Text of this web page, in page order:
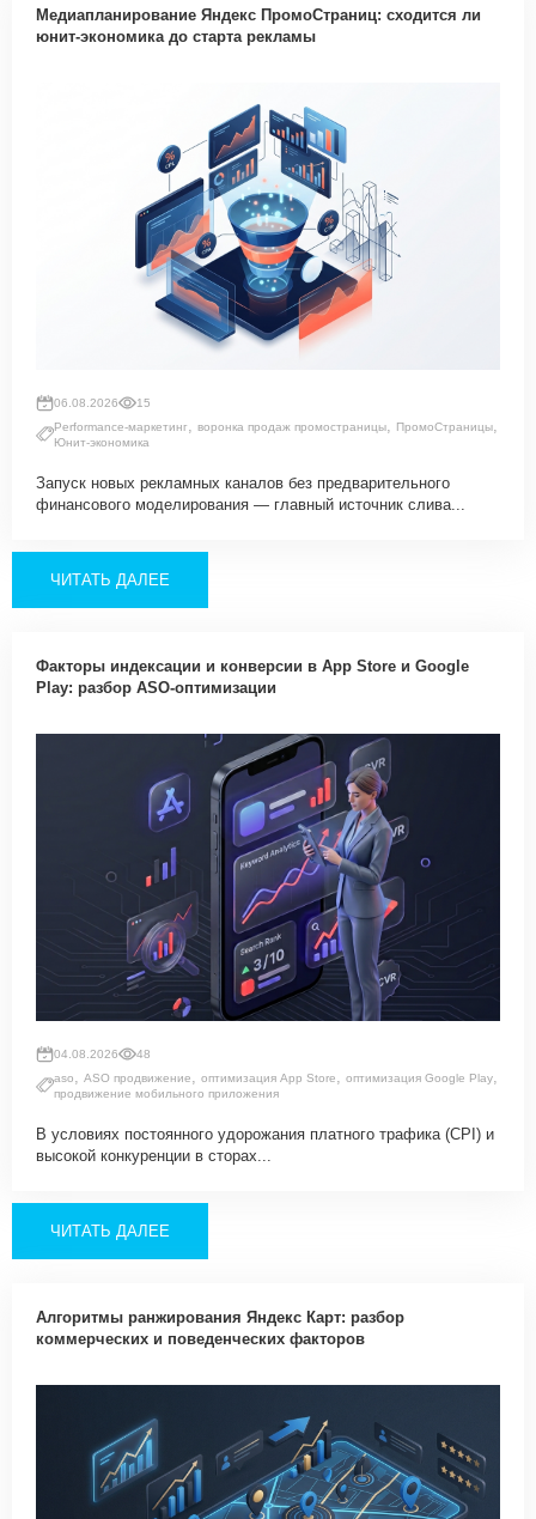
Медиапланирование Яндекс ПромоСтраниц: сходится ли
юнит-экономика до старта рекламы
06.08.2026
15
Performance-маркетинг, воронка продаж промостраницы, ПромоСтраницы,
Юнит-экономика
Запуск новых рекламных каналов без предварительного
финансового моделирования — главный источник слива...
ЧИТАТЬ ДАЛЕЕ
Факторы индексации и конверсии в App Store и Google
Play: разбор ASO-оптимизации
04.08.2026
48
aso, ASO продвижение, оптимизация App Store, оптимизация Google Play,
продвижение мобильного приложения
В условиях постоянного удорожания платного трафика (CPI) и
высокой конкуренции в сторах...
ЧИТАТЬ ДАЛЕЕ
Алгоритмы ранжирования Яндекс Карт: разбор
коммерческих и поведенческих факторов